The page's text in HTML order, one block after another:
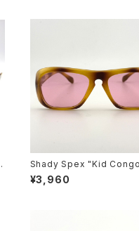
Shady Spex "Kid
glasses, Tiger w/Pink
¥3,960